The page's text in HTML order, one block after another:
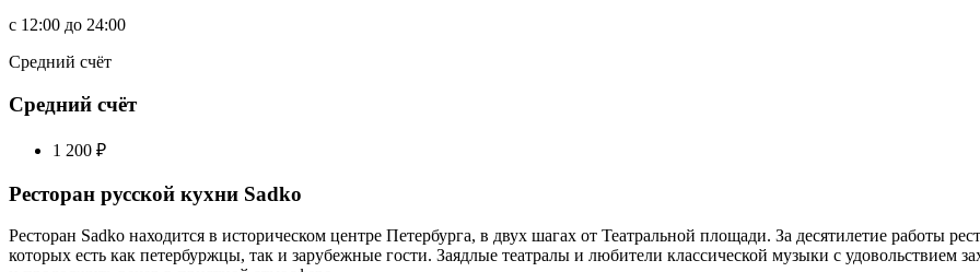
c 12:00 до 24:00
Средний счёт
Средний счёт
1 200 ₽
Ресторан русской кухни Sadko
Ресторан Sadko находится в историческом центре Петербурга, в двух шагах от Театральной площади. За десятилетие работы
которых есть как петербуржцы, так и зарубежные гости. Заядлые театралы и любители классической музыки с удовольствием